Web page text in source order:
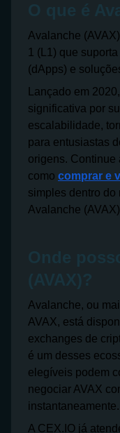
O que é
Avalanche
1 (L1) que
(dApps) e
Lançado em
significativa por
escalabilidade,
para entusiastas
origens. Continue
como comprar e
simples dentro
Avalanche
Onde
(AVAX)?
Avalanche, ou
AVAX, está
exchanges de
é um desses
elegíveis podem
negociar AVAX
instantaneamente.
A CEX.IO já